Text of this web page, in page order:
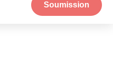
Soumission